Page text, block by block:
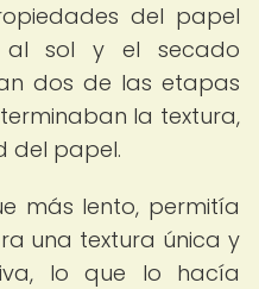
del papel
al sol y el secado
dos de las etapas
la textura,
del papel.
más lento, permitía
una textura única y
lo que lo hacía